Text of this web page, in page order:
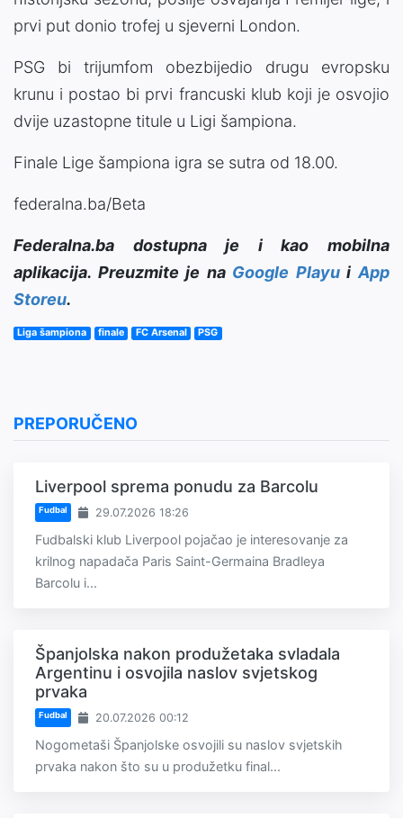
prvi put donio trofej u sjeverni London.
PSG bi trijumfom obezbijedio drugu evropsku
krunu i postao bi prvi francuski klub koji je osvojio
dvije uzastopne titule u Ligi šampiona.
Finale Lige šampiona igra se sutra od 18.00.
federalna.ba/Beta
Federalna.ba dostupna je i kao mobilna
aplikacija. Preuzmite je na Google PlayuiApp
Storeu.
Liga šampiona finale FC Arsenal PSG
PREPORUČENO
Liverpool sprema ponudu za Barcolu
Fudbal 29.07.2026 18:26
Fudbalski klub Liverpool pojačao je interesovanje za
krilnog napadača Paris Saint-Germaina Bradleya
Barcolu i...
Španjolska nakon produžetaka svladala
Argentinu i osvojila naslov svjetskog
prvaka
Fudbal 20.07.2026 00:12
Nogometaši Španjolske osvojili su naslov svjetskih
prvaka nakon što su u produžetku final...